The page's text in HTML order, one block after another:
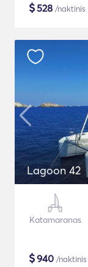
$528 /naktinis
Lagoon 42
Katamaranas
$940 /naktinis